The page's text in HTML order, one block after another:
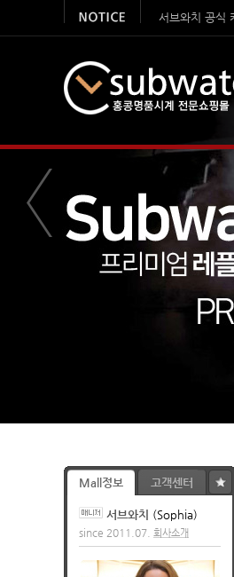
서브와치 공식
시계클럽 서브
[이벤트]연말
여름맞이 특별
**** 2026
🎉✨ 2026년
새해맞이 쿠
한여름 특별 이
카톡채널 사
Mall정보 고객센터
서브와치 (Sophia)
since 2011.07. 회사소개